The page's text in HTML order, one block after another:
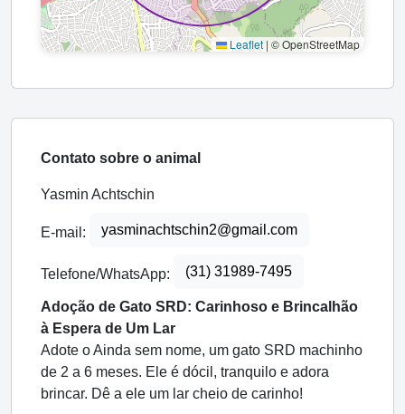
Leaflet | © OpenStreetMap
Contato sobre o animal
Yasmin Achtschin
E-mail: yasminachtschin2@gmail.com
Telefone/WhatsApp: (31) 31989-7495
Adoção de Gato SRD: Carinhoso e Brincalhão
à Espera de Um Lar
Adote o Ainda sem nome, um gato SRD machinho
de 2 a 6 meses. Ele é dócil, tranquilo e adora
brincar. Dê a ele um lar cheio de carinho!